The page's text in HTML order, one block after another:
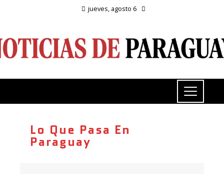
jueves, agosto 6
Lo Que Pasa En
Paraguay